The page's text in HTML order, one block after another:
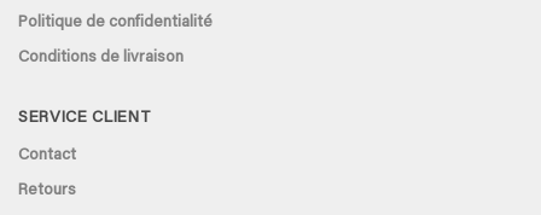
Politique de confidentialité
Conditions de livraison
SERVICE CLIENT
Contact
Retours